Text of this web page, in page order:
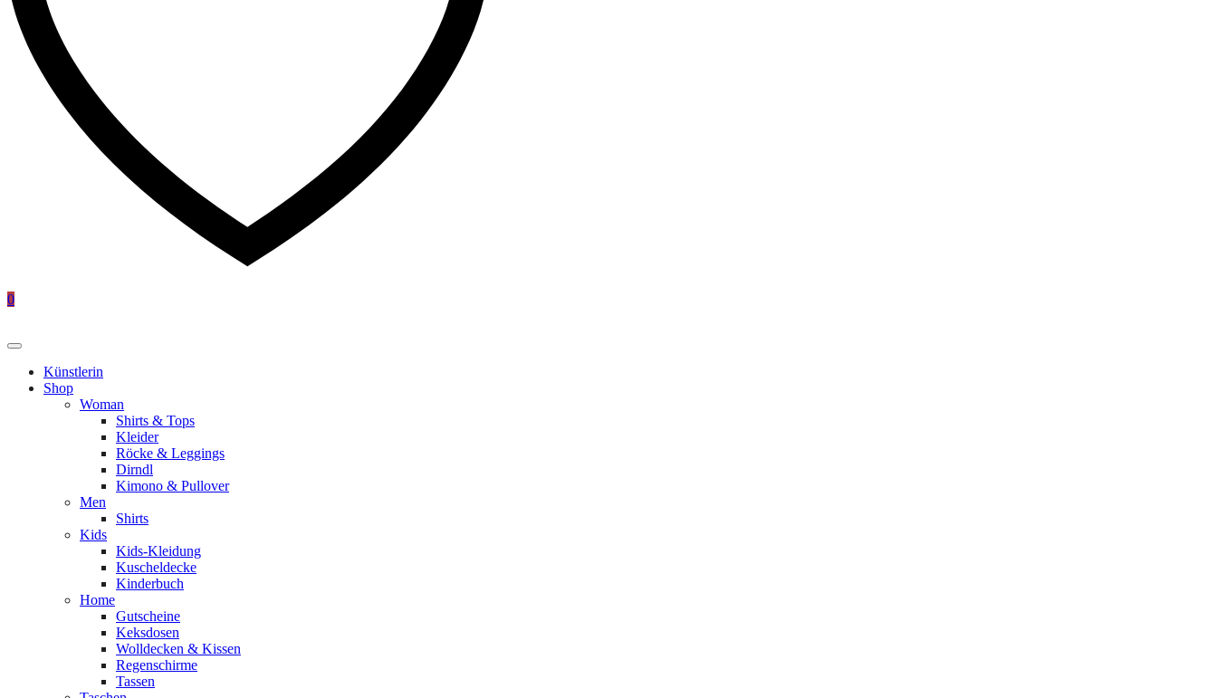
0
Künstlerin
Shop
Woman
Shirts & Tops
Kleider
Röcke & Leggings
Dirndl
Kimono & Pullover
Men
Shirts
Kids
Kids-Kleidung
Kuscheldecke
Kinderbuch
Home
Gutscheine
Keksdosen
Wolldecken & Kissen
Regenschirme
Tassen